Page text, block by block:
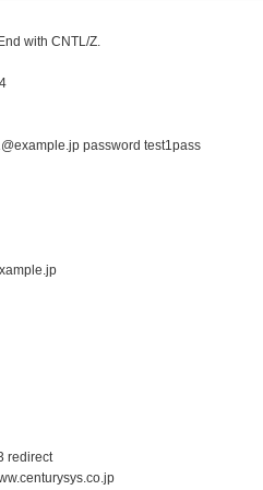
with CNTL/Z.
password test1pass
redirect